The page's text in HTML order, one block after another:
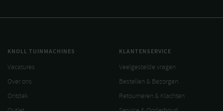
KNOLL TUINMACHINES
Vacatures
Over ons
Ontdek
KLANTENSERVICE
Veelgestelde vragen
Bestellen & Bezorgen
Retourneren & Klachten